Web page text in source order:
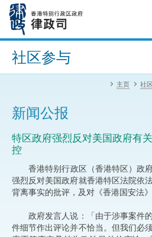
内
进阶搜寻
社区参与
主页 社
新闻公报
特区政府强烈反对美国政府有
控
香港特别行政区（香港特区）政
强烈反对美国政府就香港特区法院依
背离事实的批评，及对《香港国安法
政府发言人说：「由于涉事案件
件细节作出评论并不恰当。但我们必